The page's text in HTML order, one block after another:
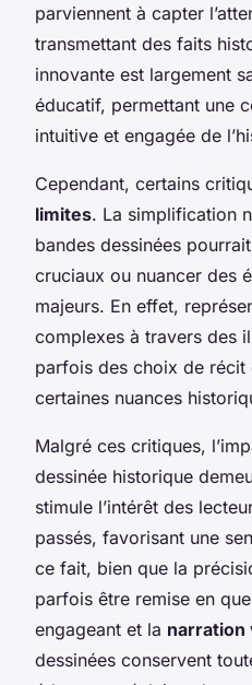
parviennent à capter
transmettant des faits
innovante est largement
éducatif, permettant une
intuitive et engagée de
Cependant, certains
limites. La simplification
bandes dessinées
cruciaux ou nuancer des
majeurs. En effet,
complexes à travers des
parfois des choix de récit
certaines nuances
Malgré ces critiques,
dessinée historique
stimule l’intérêt des
passés, favorisant une
ce fait, bien que la
parfois être remise en
engageant et la narration
dessinées conservent